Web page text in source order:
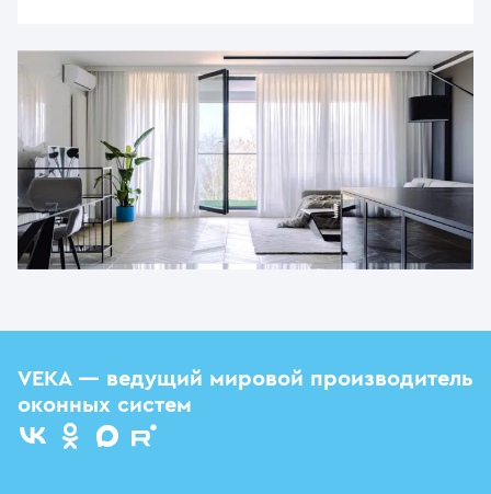
VEKA — ведущий мировой производитель
оконных систем